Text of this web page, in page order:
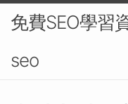
免費SEO學習
seo